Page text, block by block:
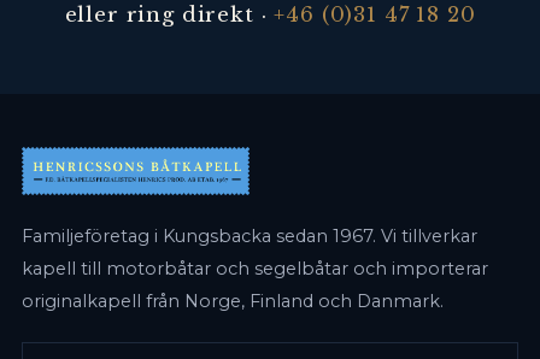
eller ring direkt ·+46 (0)31 47 18 20
Familjeföretag i Kungsbacka sedan 1967. Vi tillverkar
kapell till motorbåtar och segelbåtar och importerar
originalkapell från Norge, Finland och Danmark.